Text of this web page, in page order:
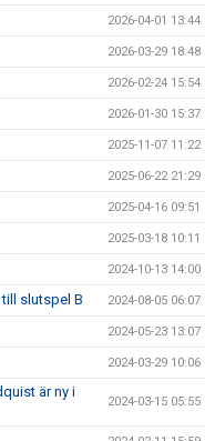
2026-04-01 13:44
2026-03-29 18:48
2026-02-24 15:54
2026-01-30 15:37
2025-11-07 11:22
2025-06-22 21:29
2025-04-16 09:51
2025-03-18 10:11
2024-10-13 14:00
till slutspel B 2024-08-05 06:07
2024-05-23 13:07
2024-03-29 10:06
är ny i
2024-03-15 05:55